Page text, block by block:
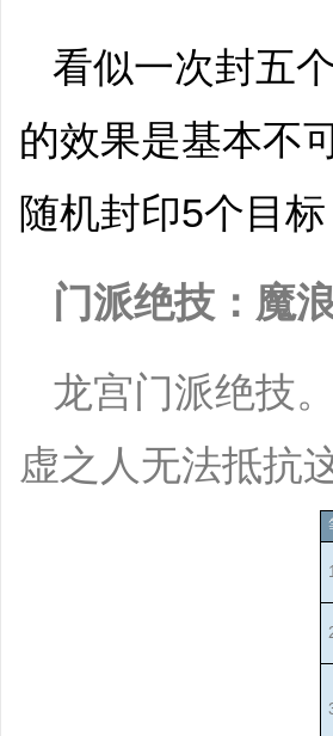
看似一次封五
的效果是基本不
随机封印5个目
门派绝技：魔
龙宫门派绝技
虚之人无法抵抗
1